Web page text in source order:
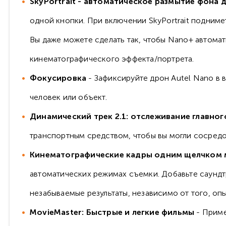
одной кнопки. При включении SkyPortrait
Вы даже можете сделать так, чтобы Nano+
кинематографического эффекта/портрета.
Фокусировка - Зафиксируйте дрон Autel Nano в
человек или объект.
Динамический трек 2.1: отслеживание
транспортным средством, чтобы вы могли
Кинематографические кадры одним
автоматических режимах съемки. Добавьте
незабываемые результаты, независимо от того,
MovieMaster: Быстрые и легкие фильмы -